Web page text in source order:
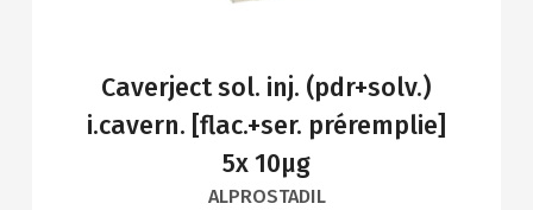
Caverject sol. inj. (pdr+solv.)
i.cavern. [flac.+ser. préremplie]
5x 10µg
ALPROSTADIL